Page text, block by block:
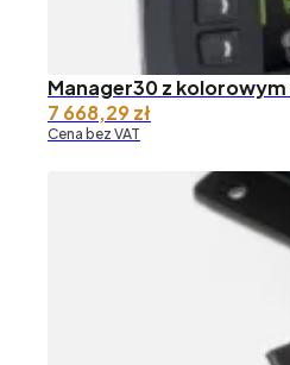
Manager30 z
7 668,29zł
Cena bez VAT